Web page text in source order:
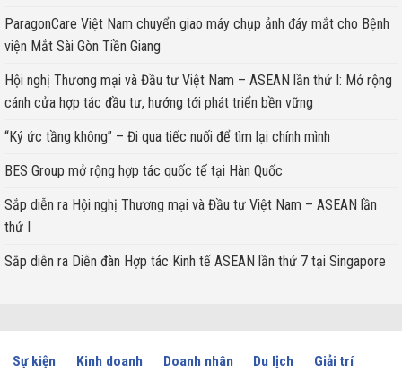
ParagonCare Việt Nam chuyển giao máy chụp ảnh đáy mắt cho Bệnh
viện Mắt Sài Gòn Tiền Giang
Hội nghị Thương mại và Đầu tư Việt Nam – ASEAN lần thứ I: Mở rộng
cánh cửa hợp tác đầu tư, hướng tới phát triển bền vững
“Ký ức tầng không” – Đi qua tiếc nuối để tìm lại chính mình
BES Group mở rộng hợp tác quốc tế tại Hàn Quốc
Sắp diễn ra Hội nghị Thương mại và Đầu tư Việt Nam – ASEAN lần
thứ I
Sắp diễn ra Diễn đàn Hợp tác Kinh tế ASEAN lần thứ 7 tại Singapore
Sự kiện Kinh doanh Doanh nhân Du lịch Giải trí